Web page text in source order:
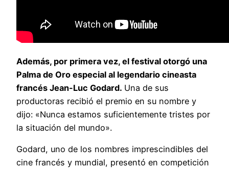
Además, por primera vez, el festival otorgó una
Palma de Oro especial al legendario cineasta
francés Jean-Luc Godard. Una de sus
productoras recibió el premio en su nombre y
dijo: «Nunca estamos suficientemente tristes por
la situación del mundo».
Godard, uno de los nombres imprescindibles del
cine francés y mundial, presentó en competición